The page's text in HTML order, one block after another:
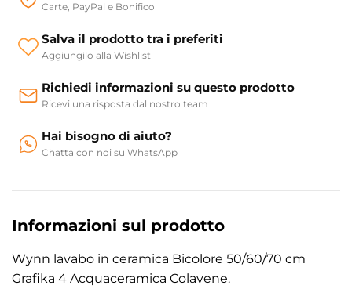
Carte, PayPal e Bonifico
Salva il prodotto tra i preferiti
Aggiungilo alla Wishlist
Richiedi informazioni su questo prodotto
Ricevi una risposta dal nostro team
Hai bisogno di aiuto?
Chatta con noi su WhatsApp
Informazioni sul prodotto
Wynn lavabo in ceramica Bicolore 50/60/70 cm
Grafika 4 Acquaceramica Colavene.